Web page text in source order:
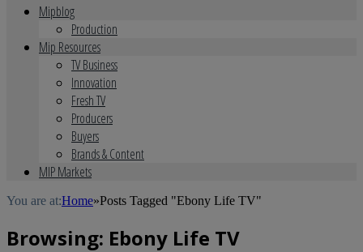
Mipblog
Production
Mip Resources
TV Business
Innovation
Fresh TV
Producers
Buyers
Brands & Content
MIP Markets
You are at:Home»Posts Tagged "Ebony Life TV"
Browsing: Ebony Life TV